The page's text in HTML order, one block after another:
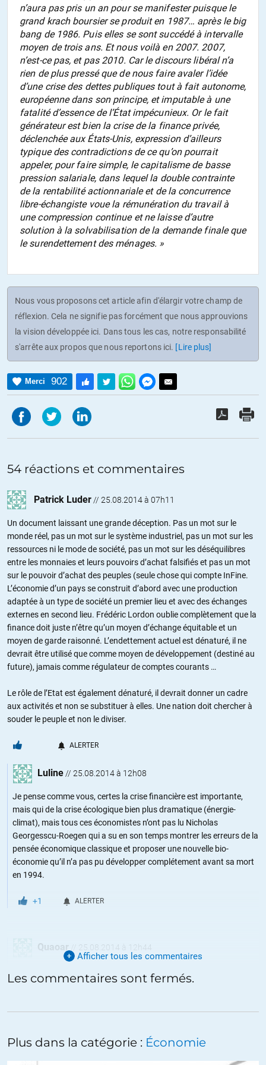
n’aura pas pris un an pour se manifester puisque le
grand krach boursier se produit en 1987… après le big
bang de 1986. Puis elles se sont succédé à intervalle
moyen de trois ans. Et nous voilà en 2007. 2007,
n’est-ce pas, et pas 2010. Car le discours libéral n’a
rien de plus pressé que de nous faire avaler l’idée
d’une crise des dettes publiques tout à fait autonome,
européenne dans son principe, et imputable à une
fatalité d’essence de l’État impécunieux. Or le fait
générateur est bien la crise de la finance privée,
déclenchée aux États-Unis, expression d’ailleurs
typique des contradictions de ce qu’on pourrait
appeler, pour faire simple, le capitalisme de basse
pression salariale, dans lequel la double contrainte
de la rentabilité actionnariale et de la concurrence
libre-échangiste voue la rémunération du travail à
une compression continue et ne laisse d’autre
solution à la solvabilisation de la demande finale que
le surendettement des ménages. »
Nous vous proposons cet article afin d'élargir votre champ de
réflexion. Cela ne signifie pas forcément que nous approuvions
la vision développée ici. Dans tous les cas, notre responsabilité
s'arrête aux propos que nous reportons ici. [Lire plus]
Merci 902
54 réactions et commentaires
Patrick Luder // 25.08.2014 à 07h11
Un document laissant une grande déception. Pas un mot sur le
monde réel, pas un mot sur le système industriel, pas un mot sur les
ressources ni le mode de société, pas un mot sur les déséquilibres
entre les monnaies et leurs pouvoirs d’achat falsifiés et pas un mot
sur le pouvoir d’achat des peuples (seule chose qui compte InFine.
L’économie d’un pays se construit d’abord avec une production
adaptée à un type de société un premier lieu et avec des échanges
externes en second lieu. Frédéric Lordon oublie complètement que la
finance doit juste n’être qu’un moyen d’échange équitable et un
moyen de garde raisonné. L’endettement actuel est dénaturé, il ne
devrait être utilisé que comme moyen de développement (destiné au
future), jamais comme régulateur de comptes courants …
Le rôle de l’Etat est également dénaturé, il devrait donner un cadre
aux activités et non se substituer à elles. Une nation doit chercher à
souder le peuple et non le diviser.
ALERTER
Luline // 25.08.2014 à 12h08
Je pense comme vous, certes la crise financière est importante,
mais qui de la crise écologique bien plus dramatique (énergie-
climat), mais tous ces économistes n’ont pas lu Nicholas
Georgesscu-Roegen qui a su en son temps montrer les erreurs de la
pensée économique classique et proposer une nouvelle bio-
économie qu’il n’a pas pu développer complétement avant sa mort
en 1994.
+1 ALERTER
Quaoar 25.08.2014 à 12h44
cette époque d’une veine plus mauvaise tous les sacrilèges; alors
les tromperies, les ruses, les pièges, la violence et la passion
coupable de la possession.
Le marin livrait ses voiles aux vents sans encore bien les connaître;
Afficher tous les commentaires
Les commentaires sont fermés.
Plus dans la catégorie : Économie